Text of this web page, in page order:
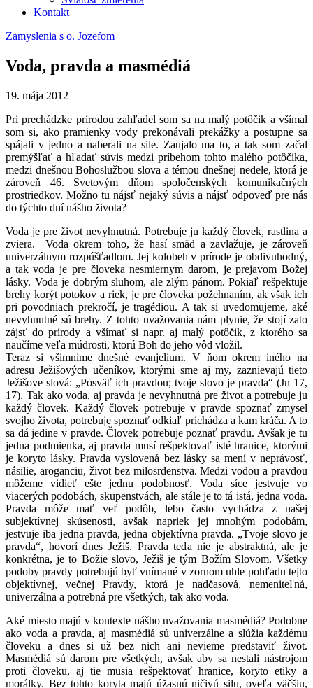
Kontakt
Zamyslenia s o. Jozefom
Voda, pravda a masmédiá
19. mája 2012
Pri prechádzke prírodou zahľadel som sa na malý potôčik a všímal
som si, ako pramienky vody prekonávali prekážky a postupne sa
spájali v jedno a naberali na sile. Zaujalo ma to, a tak som začal
premýšľať a hľadať súvis medzi príbehom tohto malého potôčika,
medzi dnešnou Bohoslužbou slova a témou dnešnej nedele, ktorá je
zároveň 46. Svetovým dňom spoločenských komunikačných
prostriedkov. Možno tu nájsť nejaký súvis a nájsť odpoveď pre nás
do týchto dní nášho života?
Voda je pre život nevyhnutná. Potrebuje ju každý človek, rastlina a
zviera. Voda okrem toho, že hasí smäd a zavlažuje, je zároveň
univerzálnym rozpúšťadlom. Jej kolobeh v prírode je obdivuhodný,
a tak voda je pre človeka nesmiernym darom, je prejavom Božej
lásky. Voda je dobrým sluhom, ale zlým pánom. Pokiaľ rešpektuje
brehy korýt potokov a riek, je pre človeka požehnaním, ak však ich
pri povodniach prekročí, je tragédiou. A tak si uvedomujeme, aké
nevyhnutné sú brehy. Z tohto uvažovania nám plynie, že stojí zato
zájsť do prírody a všímať si napr. aj malý potôčik, z ktorého sa
naučíme veľa múdrosti, ktorú Boh do jeho vôd vložil.
Teraz si všimnime dnešné evanjelium. V ňom okrem iného na
adresu Ježišových učeníkov, ktorými sme aj my, zaznievajú tieto
Ježišove slová: „Posväť ich pravdou; tvoje slovo je pravda“ (Jn 17,
17). Tak ako voda, aj pravda je nevyhnutná pre život a potrebuje ju
každý človek. Každý človek potrebuje v pravde spoznať zmysel
svojho života, potrebuje spoznať odkiaľ prichádza a kam kráča. A to
sa dá jedine v pravde. Človek potrebuje poznať pravdu. Avšak je tu
jedna podmienka, aj pravda musí rešpektovať isté hranice, ktorými
je koryto lásky. Pravda vyslovená bez lásky sa mení v neprávosť,
násilie, aroganciu, život bez milosrdenstva. Medzi vodou a pravdou
môžeme vidieť ešte jednu podobnosť. Voda síce jestvuje vo
viacerých podobách, skupenstvách, ale stále je to tá istá, jedna voda.
Pravda môže mať veľ podôb, lebo často vychádza z našej
subjektívnej skúsenosti, avšak napriek jej mnohým podobám,
jestvuje iba jedna pravda, jedna objektívna pravda. „Tvoje slovo je
pravda“, hovorí dnes Ježiš. Pravda teda nie je abstraktná, ale je
konkrétna, je to Božie slovo, Ježiš je tým Božím Slovom. Všetky
podoby pravdy potrebujú byť vnímané v zornom uhle pohľadu tejto
objektívnej, večnej Pravdy, ktorá je nadčasová, nemeniteľná,
univerzálna a potrebná pre všetkých, tak ako voda.
Aké miesto majú v kontexte nášho uvažovania masmédiá? Podobne
ako voda a pravda, aj masmédiá sú univerzálne a slúžia každému
človeku a dnes si už bez nich ani nevieme predstaviť život.
Masmédiá sú darom pre všetkých, avšak aby sa nestali nástrojom
proti človeku, aj tie musia rešpektovať hranice, koryto etiky a
morálky. Bez tohto koryta majú úžasnú ničivú silu, oveľa väčšiu,